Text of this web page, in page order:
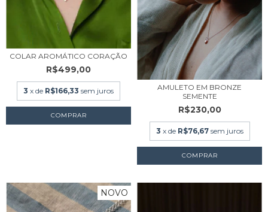
COLAR AROMÁTICO CORAÇÃO
R$499,00
3 x de R$166,33 sem juros
AMULETO EM BRONZE
SEMENTE
R$230,00
3 x de R$76,67 sem juros
NOVO